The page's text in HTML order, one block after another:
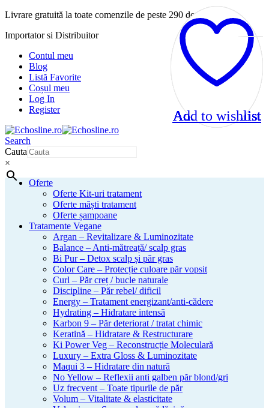
Livrare gratuită la toate comenzile de peste 290 de lei!
Importator si Distribuitor
Contul meu
Blog
Listă Favorite
Coșul meu
Log In
Register
Search
Cauta
×
Oferte
Oferte Kit-uri tratament
Oferte măști tratament
Oferte șampoane
Tratamente Vegane
Argan – Revitalizare & Luminozitate
Balance – Anti-mătreață/ scalp gras
Bi Pur – Detox scalp și păr gras
Color Care – Protecție culoare păr vopsit
Curl – Păr creț / bucle naturale
Discipline – Păr rebel/ dificil
Energy – Tratament energizant/anti-cădere
Hydrating – Hidratare intensă
Karbon 9 – Păr deteriorat / tratat chimic
Keratină – Hidratare & Restructurare
Ki Power Veg – Reconstrucție Moleculară
Luxury – Extra Gloss & Luminozitate
Maqui 3 – Hidratare din natură
No Yellow – Reflexii anti galben păr blond/gri
Uz frecvent – Toate tipurile de păr
Volum – Vitalitate & elasticitate
Add to wishlist
Add to wishlist
Add to wishlist
Add to wishlist
Add to wishlist
Add to wishlist
Add to wishlist
Add to wishlist